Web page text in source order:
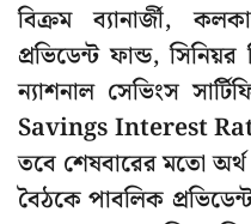
বিক্রম ব্যানার্জী,
প্রভিডেন্ট ফান্ড,
ন্যাশনাল সেভিংস
Savings Interest
তবে শেষবারের মতো অর্থ
বৈঠকে পাবলিক